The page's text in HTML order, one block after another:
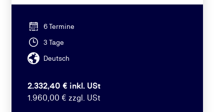
6 Termine
3 Tage
Deutsch
2.332,40 € inkl. USt
1.960,00 € zzgl. USt